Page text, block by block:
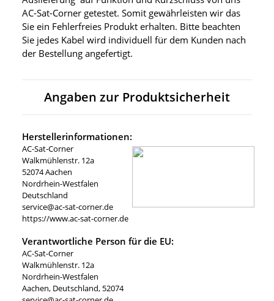
AC-Sat-Corner getestet. Somit gewährleisten wir das
Sie ein Fehlerfreies Produkt erhalten. Bitte beachten
Sie jedes Kabel wird individuell für dem Kunden nach
der Bestellung angefertigt.
Angaben zur Produktsicherheit
Herstellerinformationen:
AC-Sat-Corner
Walkmühlenstr. 12a
52074 Aachen
Nordrhein-Westfalen
Deutschland
service@ac-sat-corner.de
https://www.ac-sat-corner.de
Verantwortliche Person für die EU:
AC-Sat-Corner
Walkmühlenstr. 12a
Nordrhein-Westfalen
Aachen, Deutschland, 52074